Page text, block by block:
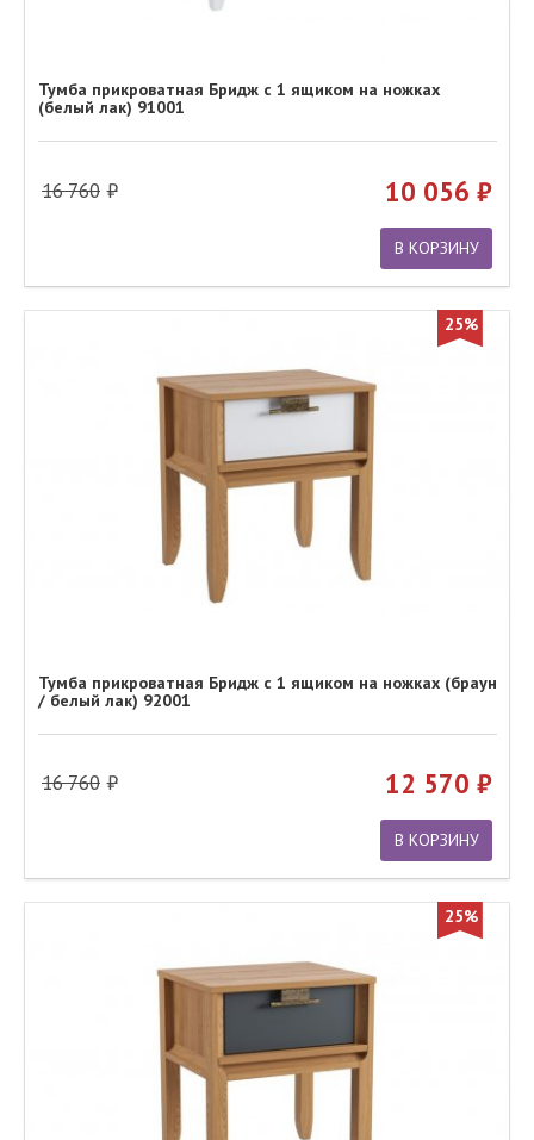
Тумба прикроватная Бридж с 1 ящиком на ножках
(белый лак) 91001
16 760 10 056
В КОРЗИНУ
25%
Тумба прикроватная Бридж с 1 ящиком на ножках (браун
/ белый лак) 92001
16 760 12 570
В КОРЗИНУ
25%